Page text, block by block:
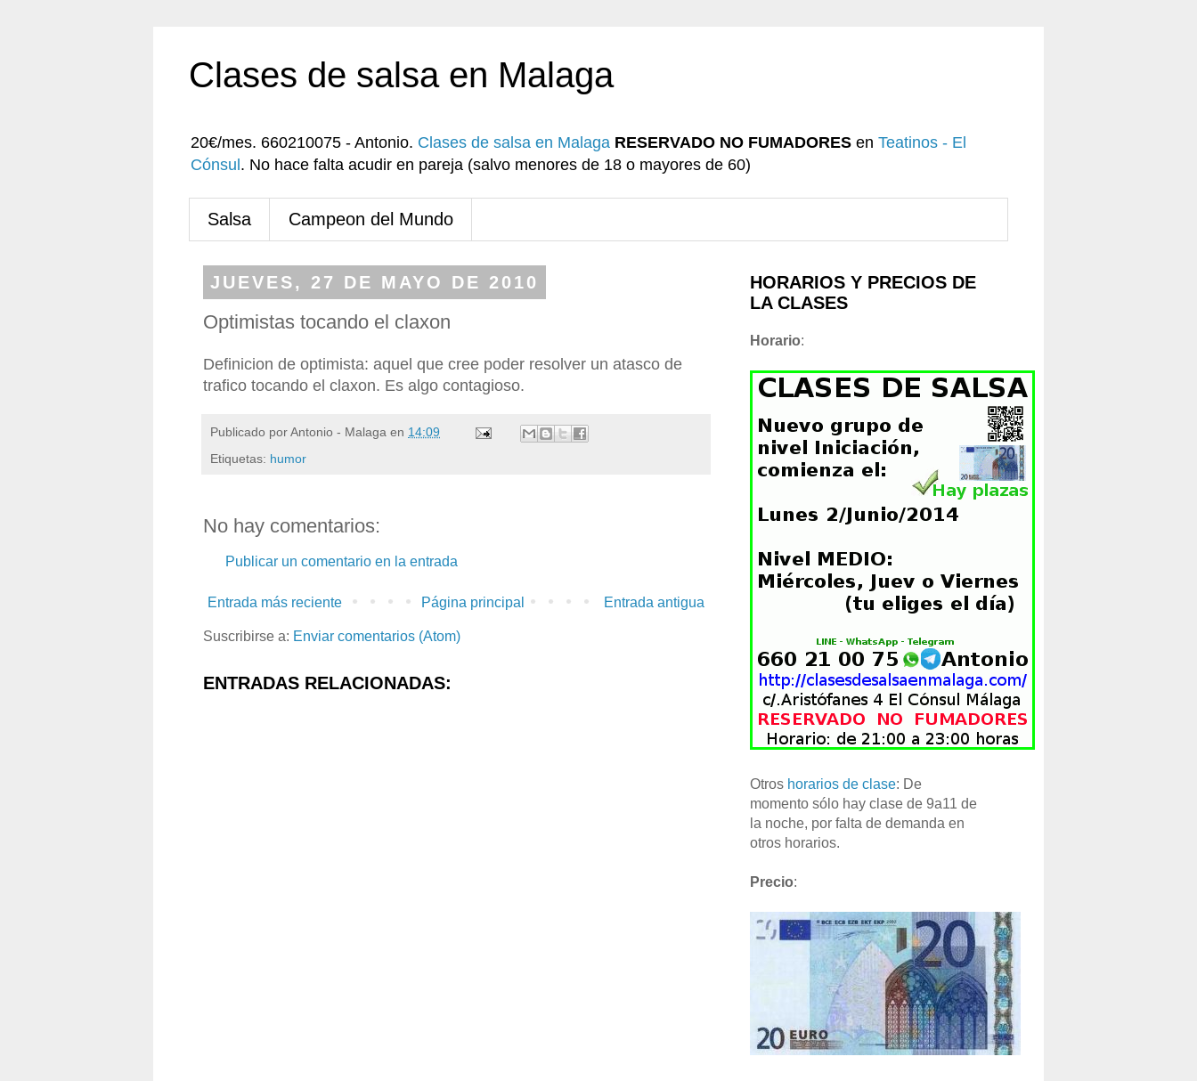
Clases de salsa en Malaga
20€/mes. 660210075 - Antonio. Clases de salsa en Malaga RESERVADO NO FUMADORES en Teatinos - El
Cónsul . No hace falta acudir en pareja (salvo menores de 18 o mayores de 60)
Salsa Campeon del Mundo
JUEVES, 27 DE MAYO DE 2010
Optimistas tocando el claxon
Definicion de optimista: aquel que cree poder resolver un atasco de
trafico tocando el claxon. Es algo contagioso.
Publicado porAntonio - Malaga en 14:09
Etiquetas: humor
No hay comentarios:
Publicar un comentario en la entrada
Entrada más reciente Entrada antigua
Página principal
Suscribirse a: Enviar comentarios (Atom)
ENTRADAS RELACIONADAS:
HORARIOS Y PRECIOS DE
LA CLASES
Horario:
Otros horarios de clase: De
momento sólo hay clase de 9a11 de
la noche, por falta de demanda en
otros horarios.
Precio: